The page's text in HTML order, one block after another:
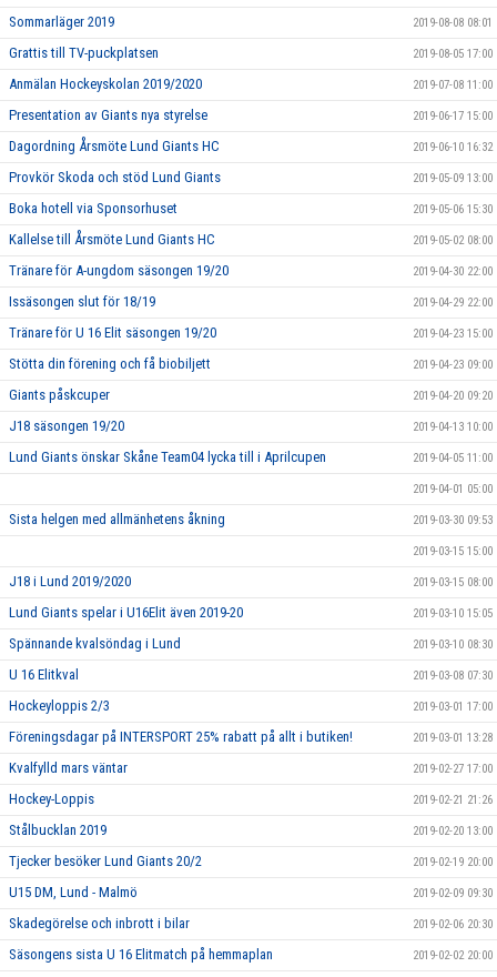
Sommarläger 2019 2019-08-08 08:01
Grattis till TV-puckplatsen 2019-08-05 17:00
Anmälan Hockeyskolan 2019/2020 2019-07-08 11:00
Presentation av Giants nya styrelse 2019-06-17 15:00
Dagordning Årsmöte Lund Giants HC 2019-06-10 16:32
Provkör Skoda och stöd Lund Giants 2019-05-09 13:00
Boka hotell via Sponsorhuset 2019-05-06 15:30
Kallelse till Årsmöte Lund Giants HC 2019-05-02 08:00
Tränare för A-ungdom säsongen 19/20 2019-04-30 22:00
Issäsongen slut för 18/19 2019-04-29 22:00
Tränare för U 16 Elit säsongen 19/20 2019-04-23 15:00
Stötta din förening och få biobiljett 2019-04-23 09:00
Giants påskcuper 2019-04-20 09:20
J18 säsongen 19/20 2019-04-13 10:00
Lund Giants önskar Skåne Team04 lycka till i Aprilcupen 2019-04-05 11:00
2019-04-01 05:00
Sista helgen med allmänhetens åkning 2019-03-30 09:53
2019-03-15 15:00
J18 i Lund 2019/2020 2019-03-15 08:00
Lund Giants spelar i U16Elit även 2019-20 2019-03-10 15:05
Spännande kvalsöndag i Lund 2019-03-10 08:30
U 16 Elitkval 2019-03-08 07:30
Hockeyloppis 2/3 2019-03-01 17:00
Föreningsdagar på INTERSPORT 25% rabatt på allt i butiken! 2019-03-01 13:28
Kvalfylld mars väntar 2019-02-27 17:00
Hockey-Loppis 2019-02-21 21:26
Stålbucklan 2019 2019-02-20 13:00
Tjecker besöker Lund Giants 20/2 2019-02-19 20:00
U15 DM, Lund - Malmö 2019-02-09 09:30
Skadegörelse och inbrott i bilar 2019-02-06 20:30
Säsongens sista U 16 Elitmatch på hemmaplan 2019-02-02 20:00